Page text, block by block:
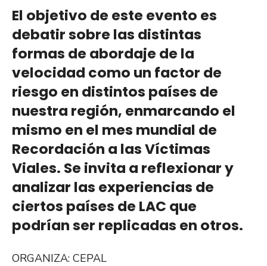
El objetivo de este evento es
debatir sobre las distintas
formas de abordaje de la
velocidad como un factor de
riesgo en distintos países de
nuestra región, enmarcando el
mismo en el mes mundial de
Recordación a las Víctimas
Viales. Se invita a reflexionar y
analizar las experiencias de
ciertos países de LAC que
podrían ser replicadas en otros.
ORGANIZA: CEPAL